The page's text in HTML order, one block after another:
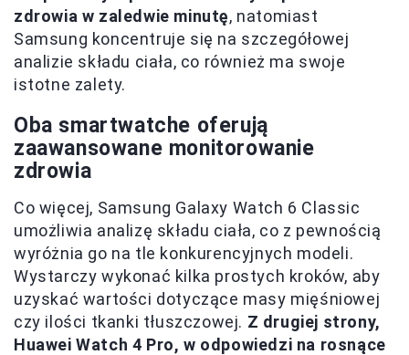
zdrowia w zaledwie minutę, natomiast
Samsung koncentruje się na szczegółowej
analizie składu ciała, co również ma swoje
istotne zalety.
Oba smartwatche oferują
zaawansowane monitorowanie
zdrowia
Co więcej, Samsung Galaxy Watch 6 Classic
umożliwia analizę składu ciała, co z pewnością
wyróżnia go na tle konkurencyjnych modeli.
Wystarczy wykonać kilka prostych kroków, aby
uzyskać wartości dotyczące masy mięśniowej
czy ilości tkanki tłuszczowej. Z drugiej strony,
Huawei Watch 4 Pro, w odpowiedzi na rosnące